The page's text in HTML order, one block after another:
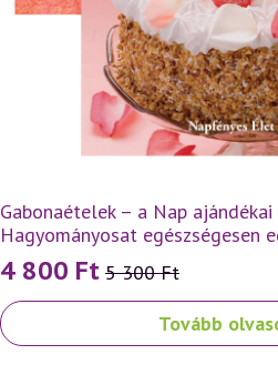
Gabonaételek – a Nap ajándékai
Hagyományosat egészségesen
5 300Ft
Original
price
was:
4 800 Ft
Current
price
is:
Tovább